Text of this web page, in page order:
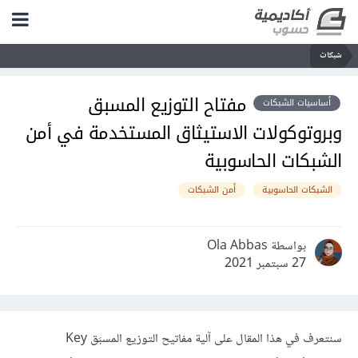
شبكات
أساسيات الشبكات
مفتاح التوزيع المسبق
وبروتوكولات الاستيثاق المستخدمة في أمن
الشبكات الحاسوبية
الشبكات الحاسوبية أمن الشبكات
بواسطة Ola Abbas
27 سبتمبر 2021
سنتعرف في هذا المقال على آلية مفاتيح التوزيع المسبَق Key